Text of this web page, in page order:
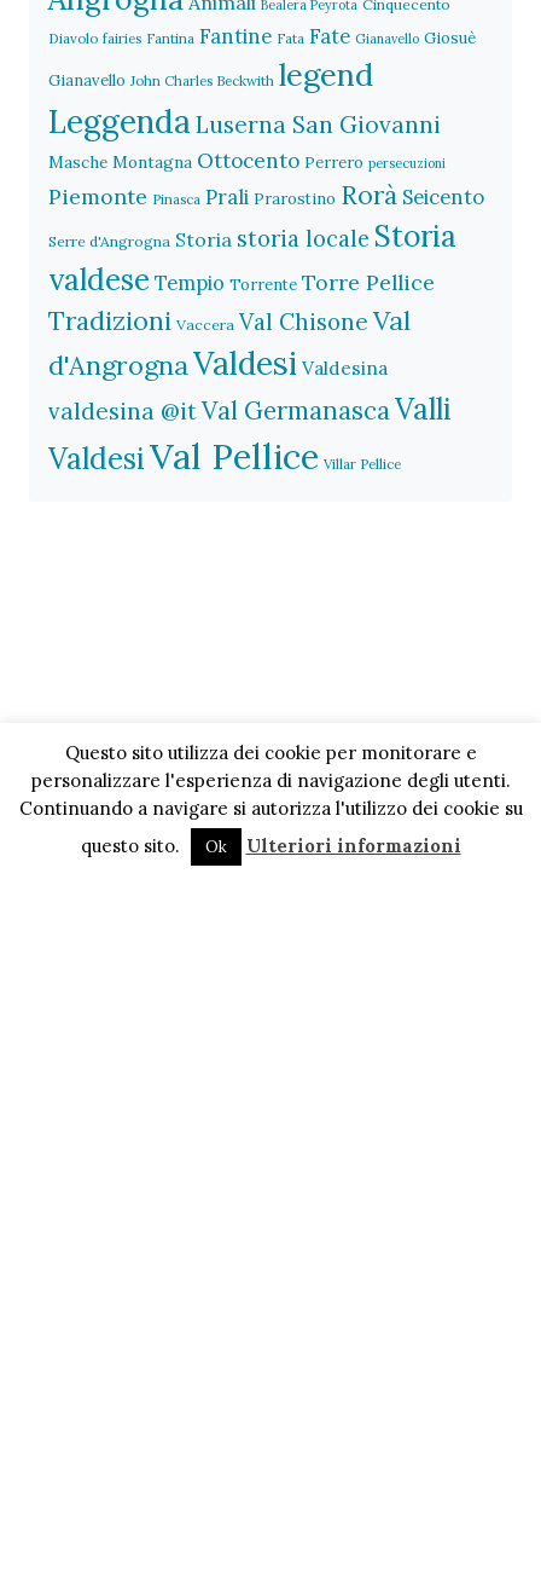
Bealera Peyrota Cinquecento
Diavolo fairies Fantina Fantine Fata Fate Gianavello Giosuè
Gianavello John Charles Beckwith legend
Leggenda Luserna San Giovanni
Masche Montagna Ottocento Perrero persecuzioni
Piemonte Pinasca Prali Prarostino Rorà Seicento
Serre d'Angrogna Storia storia locale Storia
valdese Tempio Torrente Torre Pellice
Tradizioni Vaccera Val Chisone Val
d'AngrognaValdesi Valdesina
valdesina @itVal GermanascaValli
ValdesiVal Pellice Villar Pellice
Questo sito utilizza dei cookie per monitorare e
personalizzare l'esperienza di navigazione degli utenti.
Continuando a navigare si autorizza l'utilizzo dei cookie su
questo sito.
Ok Ulteriori informazioni